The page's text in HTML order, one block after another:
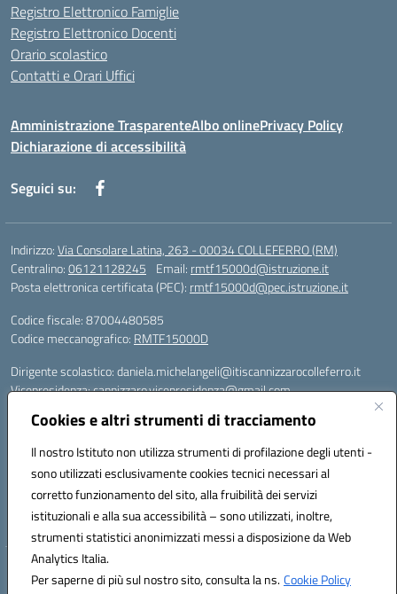
Cookies e altri strumenti di tracciamento
Il nostro Istituto non utilizza strumenti di profilazione degli utenti -
sono utilizzati esclusivamente cookies tecnici necessari al
corretto funzionamento del sito, alla fruibilità dei servizi
istituzionali e alla sua accessibilità – sono utilizzati, inoltre,
strumenti statistici anonimizzati messi a disposizione da Web
Analytics Italia.
Per saperne di più sul nostro sito, consulta la ns.Cookie Policy
Registro Elettronico Famiglie
Registro Elettronico Docenti
Orario scolastico
Contatti e Orari Uffici
Amministrazione TrasparenteAlbo onlinePrivacy Policy
Dichiarazione di accessibilità
Seguici su:
Indirizzo:Via Consolare Latina, 263 - 00034 COLLEFERRO (RM)
Centralino:06121128245 Email: rmtf15000d@istruzione.it
Posta elettronica certificata (PEC): rmtf15000d@pec.istruzione.it
Codice fiscale: 87004480585
Codice meccanografico: RMTF15000D
Dirigente scolastico: daniela.michelangeli@itiscannizzarocolleferro.it
Vicepresidenza: cannizzaro.vicepresidenza@gmail.com
Supporto piattaforme DDI (creazione account e rigenerazione credenziali)
supporto_gsuite@itiscannizzarocolleferro.it
Microsoft Office 365 (Teams):
supporto_office365@cannizzaro.onmicrosoft.com
Hosting & Powered by 3D Solution S.r.l.